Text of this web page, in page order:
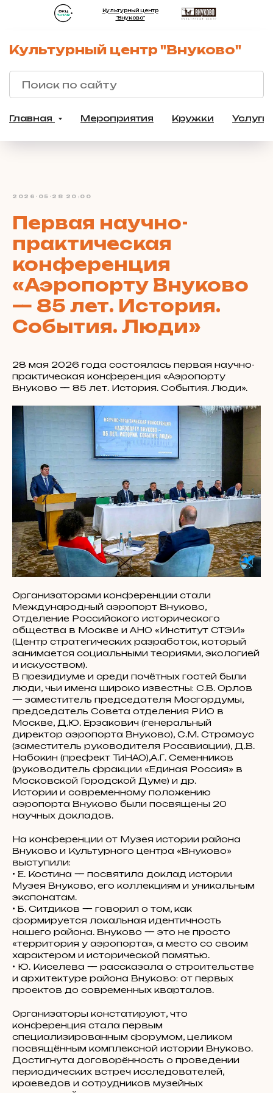
Культурный центр
"Внуково"
Культурный центр "Внуково"
Главная Мероприятия Кружки Услуги
2026-05-28 20:00
Первая научно-
практическая
конференция
«Аэропорту Внуково
— 85 лет. История.
События. Люди»
28 мая 2026 года состоялась первая научно-
практическая конференция «Аэропорту
Внуково — 85 лет. История. События. Люди».
Организаторами конференции стали
Международный аэропорт Внуково,
Отделение Российского исторического
общества в Москве и АНО «Институт СТЭИ»
(Центр стратегических разработок, который
занимается социальными теориями, экологией
и искусством).
В президиуме и среди почётных гостей были
люди, чьи имена широко известны: С.В. Орлов
— заместитель председателя Мосгордумы,
председатель Совета отделения РИО в
Москве, Д.Ю. Ерзакович (генеральный
директор аэропорта Внуково), С.М. Страмоус
(заместитель руководителя Росавиации), Д.В.
Набокин (префект ТиНАО),А.Г. Семенников
(руководитель фракции «Единая Россия» в
Московской Городской Думе) и др.
Истории и современному положению
аэропорта Внуково были посвящены 20
научных докладов.
На конференции от Музея истории района
Внуково и Культурного центра «Внуково»
выступили:
• Е. Костина — посвятила доклад истории
Музея Внуково, его коллекциям и уникальным
экспонатам.
• Б. Ситдиков — говорил о том, как
формируется локальная идентичность
нашего района. Внуково — это не просто
«территория у аэропорта», а место со своим
характером и исторической памятью.
• Ю. Киселева — рассказала о строительстве
и архитектуре района Внуково: от первых
проектов до современных кварталов.
Организаторы констатируют, что
конференция стала первым
специализированным форумом, целиком
посвящённым комплексной истории Внуково.
Достигнута договорённость о проведении
периодических встреч исследователей,
краеведов и сотрудников музейных